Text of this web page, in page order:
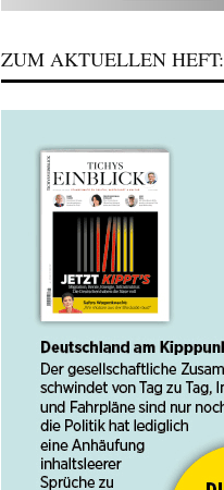
ZUM AKTUELLEN HEFT: